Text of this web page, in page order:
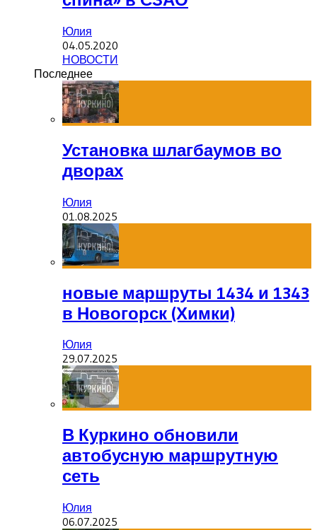
Юлия
04.05.2020
НОВОСТИ
Последнее
Установка шлагбаумов во
дворах
Юлия
01.08.2025
новые маршруты 1434 и 1343
в Новогорск (Химки)
Юлия
29.07.2025
В Куркино обновили
автобусную маршрутную
сеть
Юлия
06.07.2025